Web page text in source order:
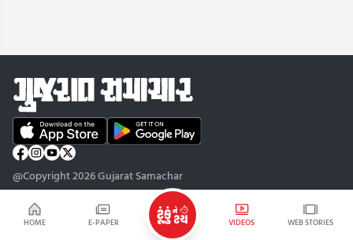
HOME E-PAPER VIDEOS WEB STORIES
@Copyright 2026 Gujarat Samachar